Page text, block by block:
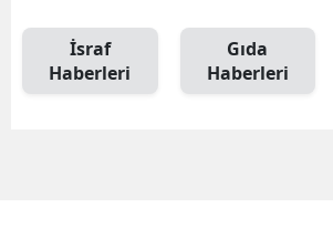
İsraf
Haberleri
Gıda
Haberleri